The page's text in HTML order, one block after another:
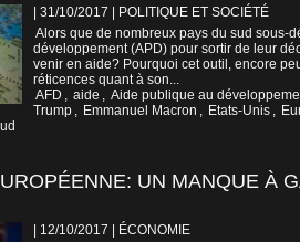
| 31/10/2017
POLITIQUE ET SOCIÉTÉ
Alors que de nombreux pays du sud sous-
développement (APD) pour sortir de leur
venir en aide? Pourquoi cet outil, encore
réticences quant à son...
AFD , aide , Aide publique au
Trump , Emmanuel Macron , Etats-Unis ,
UN MANQUE À
| 12/10/2017
ÉCONOMIE